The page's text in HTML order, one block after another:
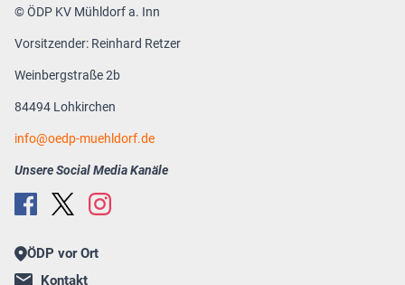
© ÖDP KV Mühldorf a. Inn
Vorsitzender: Reinhard Retzer
Weinbergstraße 2b
84494 Lohkirchen
info oedp-muehldorf.de
Unsere Social Media Kanäle
ÖDP vor Ort
Kontakt